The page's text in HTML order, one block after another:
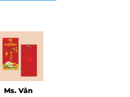
Ms. Vân